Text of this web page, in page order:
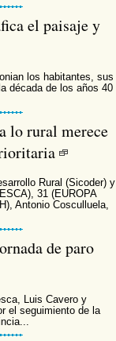
el paisaje y
los habitantes, sus
década de los años 40
lo rural merece
Rural (Sicoder) y
31 (EUROPA
Antonio Cosculluela,
de paro
Luis Cavero y
el seguimiento de la